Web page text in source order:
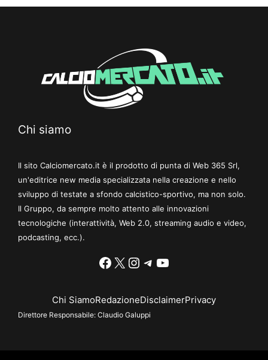
Chi siamo
Il sito Calciomercato.it è il prodotto di punta di Web 365 Srl,
un'editrice new media specializzata nella creazione e nello
sviluppo di testate a sfondo calcistico-sportivo, ma non solo.
Il Gruppo, da sempre molto attento alle innovazioni
tecnologiche (interattività, Web 2.0, streaming audio e video,
podcasting, ecc.).
Facebook
X Instagram
Telegram
YouTube
Chi SiamoRedazioneDisclaimerPrivacy
Direttore Responsabile: Claudio Galuppi